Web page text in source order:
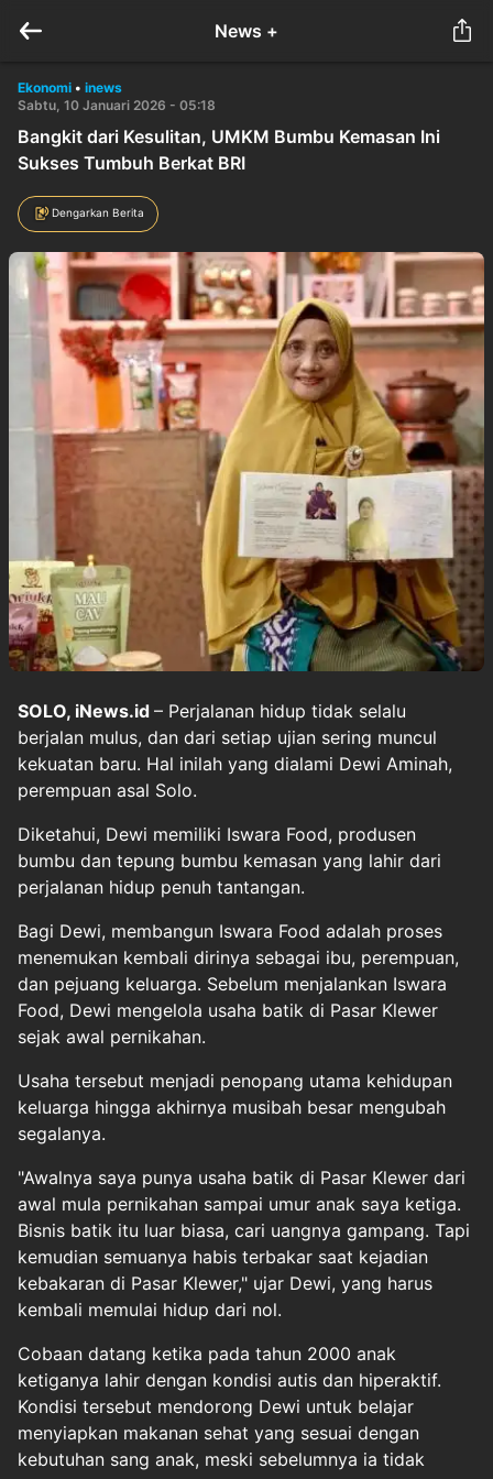
News +
Ekonomi • inews
Sabtu, 10 Januari 2026 - 05:18
Bangkit dari Kesulitan, UMKM Bumbu Kemasan Ini
Sukses Tumbuh Berkat BRI
Dengarkan Berita
SOLO, iNews.id – Perjalanan hidup tidak selalu
berjalan mulus, dan dari setiap ujian sering muncul
kekuatan baru. Hal inilah yang dialami Dewi Aminah,
perempuan asal Solo.
Diketahui, Dewi memiliki Iswara Food, produsen
bumbu dan tepung bumbu kemasan yang lahir dari
perjalanan hidup penuh tantangan.
Bagi Dewi, membangun Iswara Food adalah proses
menemukan kembali dirinya sebagai ibu, perempuan,
dan pejuang keluarga. Sebelum menjalankan Iswara
Food, Dewi mengelola usaha batik di Pasar Klewer
sejak awal pernikahan.
Usaha tersebut menjadi penopang utama kehidupan
keluarga hingga akhirnya musibah besar mengubah
segalanya.
"Awalnya saya punya usaha batik di Pasar Klewer dari
awal mula pernikahan sampai umur anak saya ketiga.
Bisnis batik itu luar biasa, cari uangnya gampang. Tapi
kemudian semuanya habis terbakar saat kejadian
kebakaran di Pasar Klewer," ujar Dewi, yang harus
kembali memulai hidup dari nol.
Cobaan datang ketika pada tahun 2000 anak
ketiganya lahir dengan kondisi autis dan hiperaktif.
Kondisi tersebut mendorong Dewi untuk belajar
menyiapkan makanan sehat yang sesuai dengan
kebutuhan sang anak, meski sebelumnya ia tidak